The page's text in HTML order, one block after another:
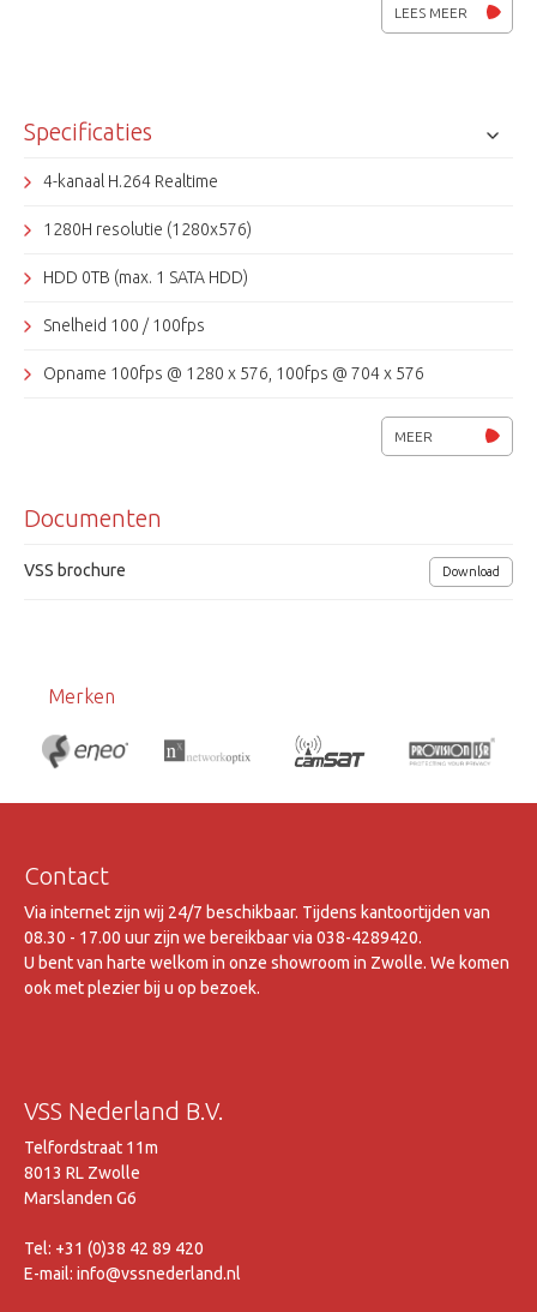
1TB HDD. De opslag capaciteit is uitbreidbaar tot maximaal 1 SATA
HDD intern. Viewersoftware Smartviewer 4.5 voor het bekijken
LEES MEER
Specificaties
4-kanaal H.264 Realtime
1280H resolutie (1280x576)
HDD 0TB (max. 1 SATA HDD)
Snelheid 100 / 100fps
Opname 100fps @ 1280 x 576, 100fps @ 704 x 576
Opname continue, beweging, alarm, kalender
Meerdere talen (Nederlands, Engels, Duits, etc.)
MEER
Documenten
VSS brochure Download
Merken
Contact
Via internet zijn wij 24/7 beschikbaar. Tijdens kantoortijden van
08.30 - 17.00 uur zijn we bereikbaar via 038-4289420.
U bent van harte welkom in onze showroom in Zwolle. We komen
ook met plezier bij u op bezoek.
VSS Nederland B.V.
Telfordstraat 11m
8013 RL Zwolle
Marslanden G6
Tel: +31 (0)38 42 89 420
E-mail: info@vssnederland.nl